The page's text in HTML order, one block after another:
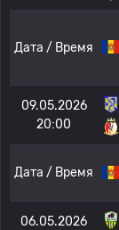
Дата / Время
09.05.2026
20:00
Дата / Время
06.05.2026